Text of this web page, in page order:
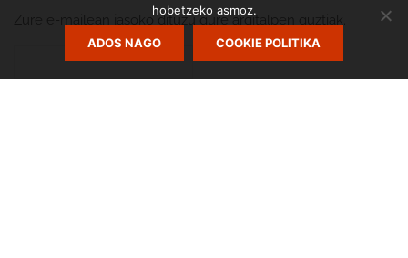
Zure e-mailean jasoko dituzu gure argitalpen guztiak.
hobetzeko asmoz.
ADOS NAGO COOKIE POLITIKA